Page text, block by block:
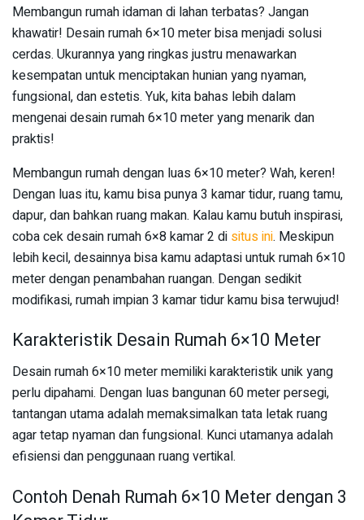
Membangun rumah idaman di lahan terbatas? Jangan
khawatir! Desain rumah 6×10 meter bisa menjadi solusi
cerdas. Ukurannya yang ringkas justru menawarkan
kesempatan untuk menciptakan hunian yang nyaman,
fungsional, dan estetis. Yuk, kita bahas lebih dalam
mengenai desain rumah 6×10 meter yang menarik dan
praktis!
Membangun rumah dengan luas 6×10 meter? Wah, keren!
Dengan luas itu, kamu bisa punya 3 kamar tidur, ruang tamu,
dapur, dan bahkan ruang makan. Kalau kamu butuh inspirasi,
coba cek desain rumah 6×8 kamar 2 di situs ini. Meskipun
lebih kecil, desainnya bisa kamu adaptasi untuk rumah 6×10
meter dengan penambahan ruangan. Dengan sedikit
modifikasi, rumah impian 3 kamar tidur kamu bisa terwujud!
Karakteristik Desain Rumah 6×10 Meter
Desain rumah 6×10 meter memiliki karakteristik unik yang
perlu dipahami. Dengan luas bangunan 60 meter persegi,
tantangan utama adalah memaksimalkan tata letak ruang
agar tetap nyaman dan fungsional. Kunci utamanya adalah
efisiensi dan penggunaan ruang vertikal.
Contoh Denah Rumah 6×10 Meter dengan 3